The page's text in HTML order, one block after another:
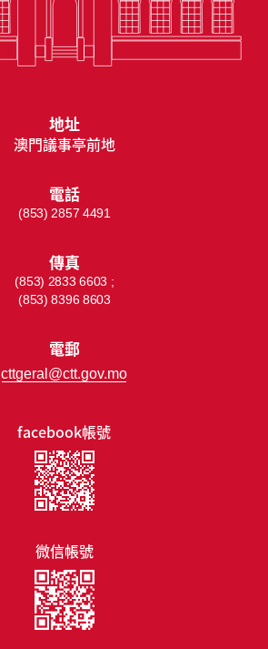
facebook帳號
微信帳號
地址
澳門議事亭前地
電話
(853) 2857 4491
傳真
(853) 2833 6603 ;
(853) 8396 8603
電郵
cttgeral@ctt.gov.mo